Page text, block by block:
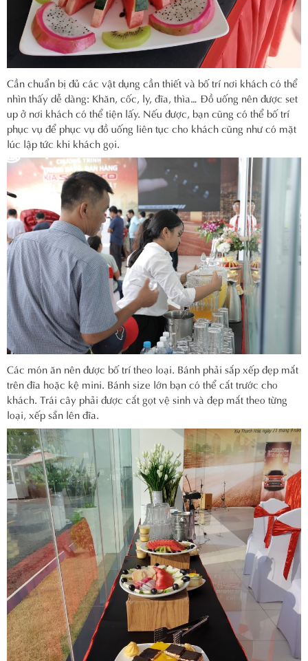
Cần chuẩn bị đủ các vật dụng cần thiết và bố trí nơi khách có thể
nhìn thấy dễ dàng: Khăn, cốc, ly, đĩa, thìa… Đồ uống nên được set
up ở nơi khách có thể tiện lấy. Nếu được, bạn cũng có thể bố trí
phục vụ để phục vụ đồ uống liên tục cho khách cũng như có mặt
lúc lập tức khi khách gọi.
Các món ăn nên được bố trí theo loại. Bánh phải sắp xếp đẹp mắt
trên đĩa hoặc kệ mini. Bánh size lớn bạn có thể cắt trước cho
khách. Trái cây phải được cắt gọt vệ sinh và đẹp mắt theo từng
loại, xếp sẵn lên đĩa.